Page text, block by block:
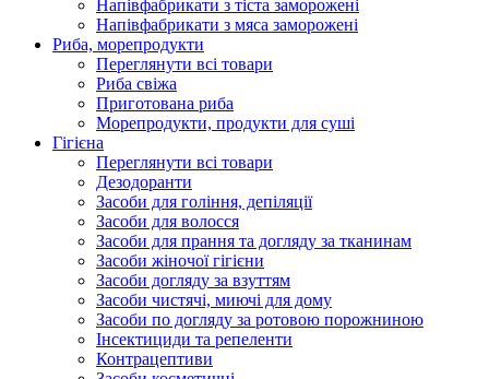
Напівфабрикати з тіста заморожені
Напівфабрикати з мяса заморожені
Риба, морепродукти
Переглянути всі товари
Риба свіжа
Приготована риба
Морепродукти, продукти для суші
Гігієна
Переглянути всі товари
Дезодоранти
Засоби для гоління, депіляції
Засоби для волосся
Засоби для прання та догляду за тканинам
Засоби жіночої гігієни
Засоби догляду за взуттям
Засоби чистячі, миючі для дому
Засоби по догляду за ротовою порожниною
Інсектициди та репеленти
Контрацептиви